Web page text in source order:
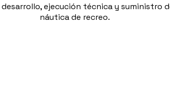
ejecución técnica y
náutica de recreo.